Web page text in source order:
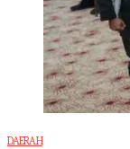
DAERAH